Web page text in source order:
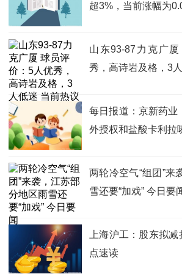
超3%，当前涨幅为
山东93-87力克广
秀，高诗岩及格，3
每日报道：京新药业
外授权和盐酸卡利拉
两轮冷空气“组团”来
雪还要“加戏” 今日要
上海沪工：股东拟
点速读